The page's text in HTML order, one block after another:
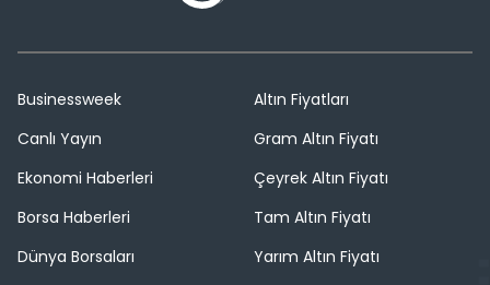
Businessweek
Canlı Yayın
Ekonomi Haberleri
Borsa Haberleri
Dünya Borsaları
Altın Fiyatları
Gram Altın Fiyatı
Çeyrek Altın Fiyatı
Tam Altın Fiyatı
Yarım Altın Fiyatı